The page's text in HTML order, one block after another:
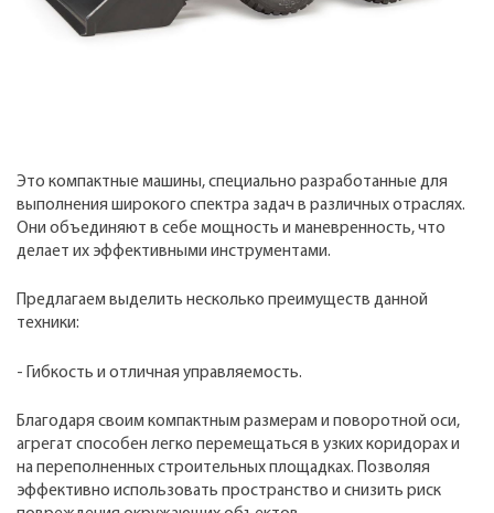
Это компактные машины, специально разработанные для
выполнения широкого спектра задач в различных отраслях.
Они объединяют в себе мощность и маневренность, что
делает их эффективными инструментами.
Предлагаем выделить несколько преимуществ данной
техники:
- Гибкость и отличная управляемость.
Благодаря своим компактным размерам и поворотной оси,
агрегат способен легко перемещаться в узких коридорах и
на переполненных строительных площадках. Позволяя
эффективно использовать пространство и снизить риск